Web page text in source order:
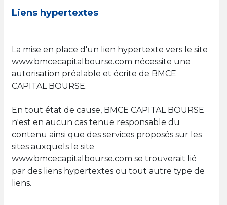
Liens hypertextes
La mise en place d'un lien hypertexte vers le site
www.bmcecapitalbourse.com nécessite une
autorisation préalable et écrite de BMCE
CAPITAL BOURSE.
En tout état de cause, BMCE CAPITAL BOURSE
n'est en aucun cas tenue responsable du
contenu ainsi que des services proposés sur les
sites auxquels le site
www.bmcecapitalbourse.com se trouverait lié
par des liens hypertextes ou tout autre type de
liens.